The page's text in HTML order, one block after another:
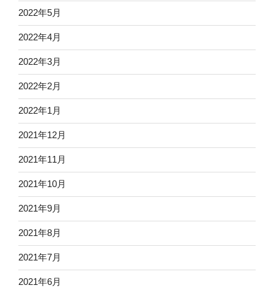
2022年5月
2022年4月
2022年3月
2022年2月
2022年1月
2021年12月
2021年11月
2021年10月
2021年9月
2021年8月
2021年7月
2021年6月